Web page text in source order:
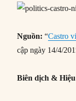
Nguồn: “Castro
cập ngày 14/4/
Biên dịch &